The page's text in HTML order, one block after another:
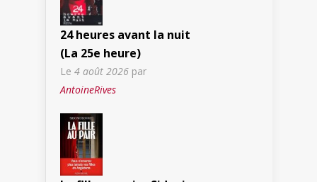
24 heures avant la nuit
(La 25e heure)
Le 4 août 2026 par
AntoineRives